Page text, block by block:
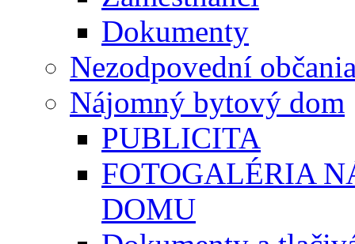
Dokumenty
Nezodpovední
Nájomný bytový dom
PUBLICITA
FOTOGALÉRIA
DOMU